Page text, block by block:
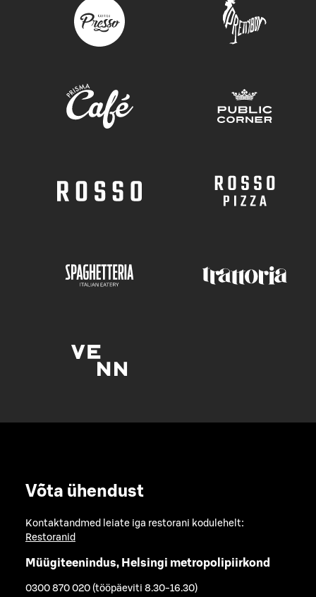
Võta ühendust
Kontaktandmed leiate iga restorani kodulehelt:
Restoranid
Müügiteenindus, Helsingi metropolipiirkond
0300 870 020 (tööpäeviti 8.30-16.30)